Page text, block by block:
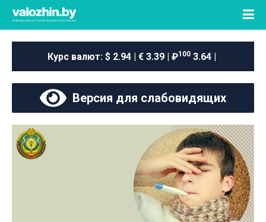
Курс валют: $ 2.94 | € 3.39 | ₽100 3.64 |
Версия для слабовидящих